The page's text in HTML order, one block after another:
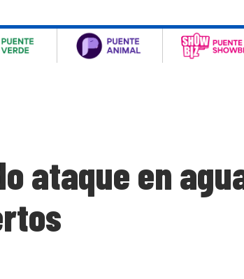
ataque en